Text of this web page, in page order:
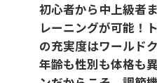
初心者から中上級者
レーニングが可能！
の充実度はワールド
年齢も性別も体格も